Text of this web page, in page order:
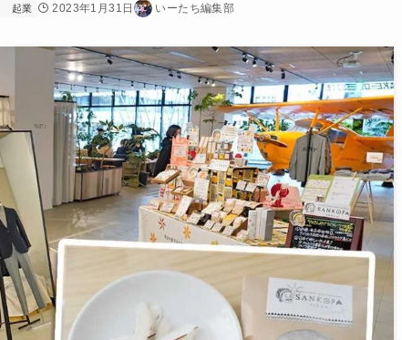
起業 2023年1月31日 いーたち編集部